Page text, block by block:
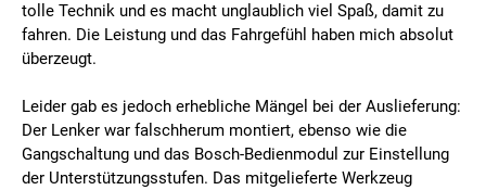
tolle Technik und es macht unglaublich viel Spaß, damit zu
fahren. Die Leistung und das Fahrgefühl haben mich absolut
überzeugt.
Leider gab es jedoch erhebliche Mängel bei der Auslieferung:
Der Lenker war falschherum montiert, ebenso wie die
Gangschaltung und das Bosch-Bedienmodul zur Einstellung
der Unterstützungsstufen. Das mitgelieferte Werkzeug